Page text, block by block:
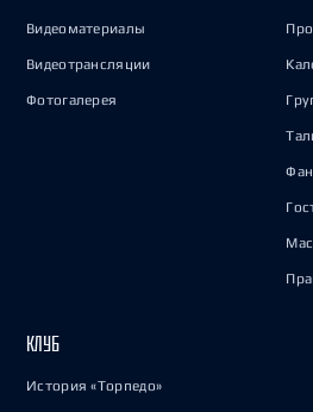
Видеоматериалы
Видеотрансляции
Фотогалерея
КЛУБ
История «Торпедо»